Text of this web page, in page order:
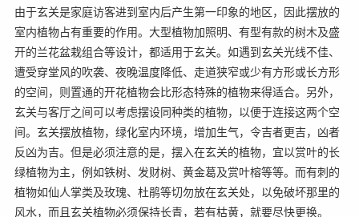
由于玄关是家庭访客进到室内后产生第一印象的地区，因此摆放的
室内植物占有重要的作用。大型植物加照明、有型有款的树木及盛
开的兰花盆栽组合等设计，都适用于玄关。如遇到玄关光线不佳、
遭受穿堂风的吹袭、夜晚温度降低、走道狭窄或少有方形或长方形
的空间，则置通的开花植物会比形态特殊的植物来得适合。另外，
玄关与客厅之间可以考虑摆设同种类的植物，以便于连接这两个空
间。玄关摆放植物，绿化室内环境，增加生气，令吉者更吉，凶者
反凶为吉。但是必须注意的是，摆入在玄关的植物，宜以赏叶的长
绿植物为主，例如铁树、发财树、黄金葛及赏叶榕等等。而有刺的
植物如仙人掌类及玫瑰、杜鹃等切勿放在玄关处，以免破坏那里的
风水，而且玄关植物必须保持长青，若有枯黄，就要尽快更换。